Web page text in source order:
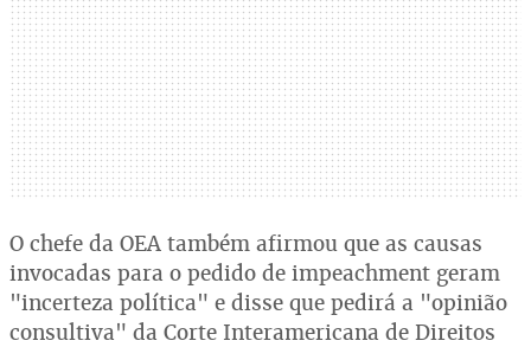
O chefe da OEA também afirmou que as causas
invocadas para o pedido de impeachment geram
"incerteza política" e disse que pedirá a "opinião
consultiva" da Corte Interamericana de Direitos